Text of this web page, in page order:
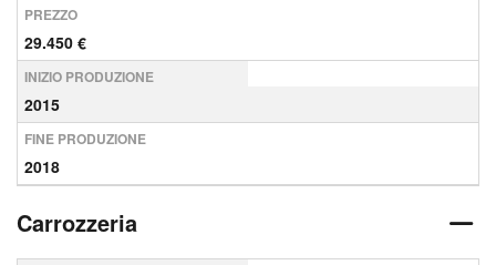
PREZZO
29.450 €
INIZIO PRODUZIONE
2015
FINE PRODUZIONE
2018
Carrozzeria